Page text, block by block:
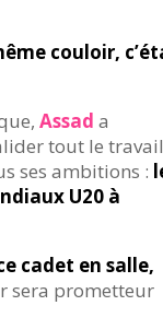
couloir,
Assada
tout le
ses ambitions :
U20 à
cadet en salle,
sera prometteur